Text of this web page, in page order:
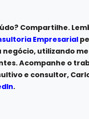
Compartilhe.
Empresarial
negócio, utilizando
Acompanhe o
e consultor,
.